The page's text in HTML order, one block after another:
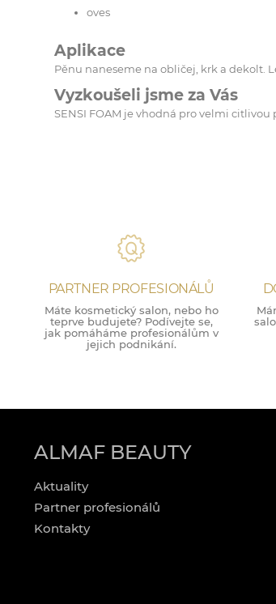
oves
Aplikace
Pěnu naneseme na obličej, krk a dekolt.
Vyzkoušeli jsme za Vás
SENSI FOAM je vhodná pro velmi citlivou
PARTNER PROFESIONÁLŮ
Máte kosmetický salon, nebo ho
teprve budujete? Podívejte se,
jak pomáháme profesionálům v
jejich podnikání.
ALMAF BEAUTY
Aktuality
Partner profesionálů
Kontakty